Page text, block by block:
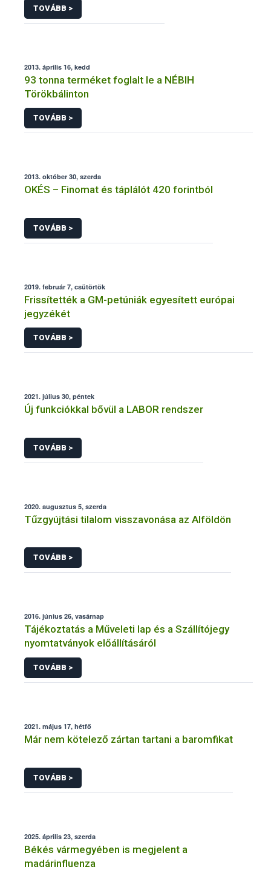
TOVÁBB >
2013. április 16, kedd
93 tonna terméket foglalt le a NÉBIH
Törökbálinton
TOVÁBB >
2013. október 30, szerda
OKÉS – Finomat és táplálót 420 forintból
TOVÁBB >
2019. február 7, csütörtök
Frissítették a GM-petúniák egyesített európai
jegyzékét
TOVÁBB >
2021. július 30, péntek
Új funkciókkal bővül a LABOR rendszer
TOVÁBB >
2020. augusztus 5, szerda
Tűzgyújtási tilalom visszavonása az Alföldön
TOVÁBB >
2016. június 26, vasárnap
Tájékoztatás a Műveleti lap és a Szállítójegy
nyomtatványok előállításáról
TOVÁBB >
2021. május 17, hétfő
Már nem kötelező zártan tartani a baromfikat
TOVÁBB >
2025. április 23, szerda
Békés vármegyében is megjelent a
madárinfluenza